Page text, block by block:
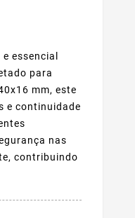
essencial
para
mm, este
e continuidade
nas
contribuindo